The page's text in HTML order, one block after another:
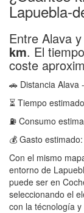
Lapuebla-
Entre Alava
km. El
coste
🚗 Distancia Alava
⏳ Tiempo
⛽ Consumo
💰 Gasto estimado:
Con el mismo
entorno de
puede ser en
seleccionando el
con la técnología